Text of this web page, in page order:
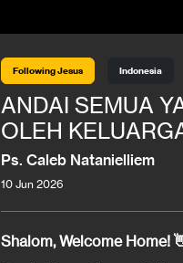
Following Jesus Indonesia
ANDAI SEMUA
OLEH
Ps. Caleb Natanielliem
10 Jun 2026
Shalom, Welcome Home!